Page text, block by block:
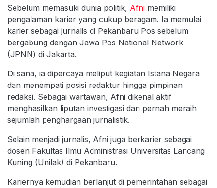
Sebelum memasuki dunia politik, Afni memiliki
pengalaman karier yang cukup beragam. Ia memulai
karier sebagai jurnalis di Pekanbaru Pos sebelum
bergabung dengan Jawa Pos National Network
(JPNN) di Jakarta.
Di sana, ia dipercaya meliput kegiatan Istana Negara
dan menempati posisi redaktur hingga pimpinan
redaksi. Sebagai wartawan, Afni dikenal aktif
menghasilkan liputan investigasi dan pernah meraih
sejumlah penghargaan jurnalistik.
Selain menjadi jurnalis, Afni juga berkarier sebagai
dosen Fakultas Ilmu Administrasi Universitas Lancang
Kuning (Unilak) di Pekanbaru.
Kariernya kemudian berlanjut di pemerintahan sebagai